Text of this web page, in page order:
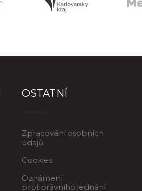
OSTATNÍ
Zpracování osobních
údajů
Cookies
Oznámení
protiprávního jednání